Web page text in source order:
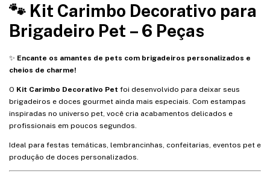
🐾 Kit Carimbo Decorativo para
Brigadeiro Pet – 6 Peças
✨ Encante os amantes de pets com brigadeiros personalizados e
cheios de charme!
O Kit Carimbo Decorativo Pet foi desenvolvido para deixar seus
brigadeiros e doces gourmet ainda mais especiais. Com estampas
inspiradas no universo pet, você cria acabamentos delicados e
profissionais em poucos segundos.
Ideal para festas temáticas, lembrancinhas, confeitarias, eventos pet e
produção de doces personalizados.